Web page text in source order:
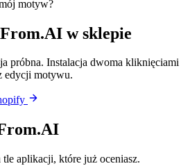
motyw?
w sklepie
próbna. Instalacja dwoma kliknięciami
edycji motywu.
aplikacji, które już oceniasz.